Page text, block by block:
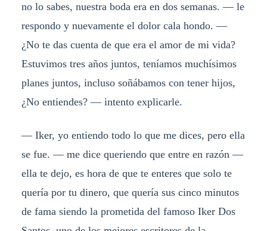
no lo sabes, nuestra boda era en dos semanas. —le
respondo y nuevamente el dolor cala hondo. —
¿No te das cuenta de que era el amor de mi vida?
Estuvimos tres años juntos, teníamos muchísimos
planes juntos, incluso soñábamos con tener hijos,
¿No entiendes?— intento explicarle.
— Iker, yo entiendo todo lo que me dices, pero ella
se fue. —me dice queriendo que entre en razón—
ella te dejo, es hora de que te enteres que solo te
quería por tu dinero, que quería sus cinco minutos
de fama siendo la prometida del famoso Iker Dos